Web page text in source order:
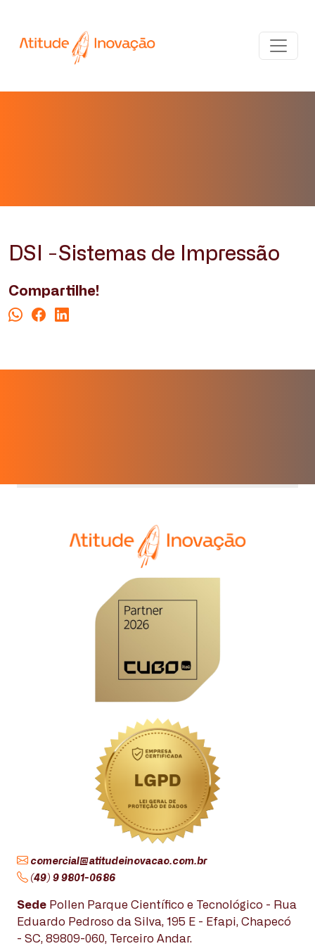
DSI -Sistemas de Impressão
Compartilhe!
comercial@atitudeinovacao.com.br
(49) 9 9801-0686
Sede Pollen Parque Científico e Tecnológico - Rua
Eduardo Pedroso da Silva, 195 E - Efapi, Chapecó
- SC, 89809-060, Terceiro Andar.